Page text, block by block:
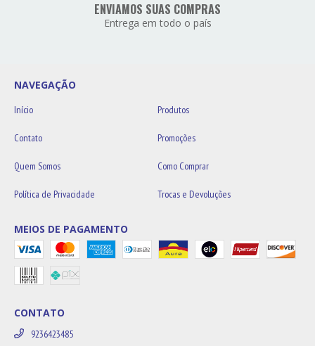
ENVIAMOS SUAS COMPRAS
Entrega em todo o país
NAVEGAÇÃO
Início Produtos
Contato Promoções
Quem Somos Como Comprar
Política de Privacidade Trocas e Devoluções
MEIOS DE PAGAMENTO
CONTATO
9236423485